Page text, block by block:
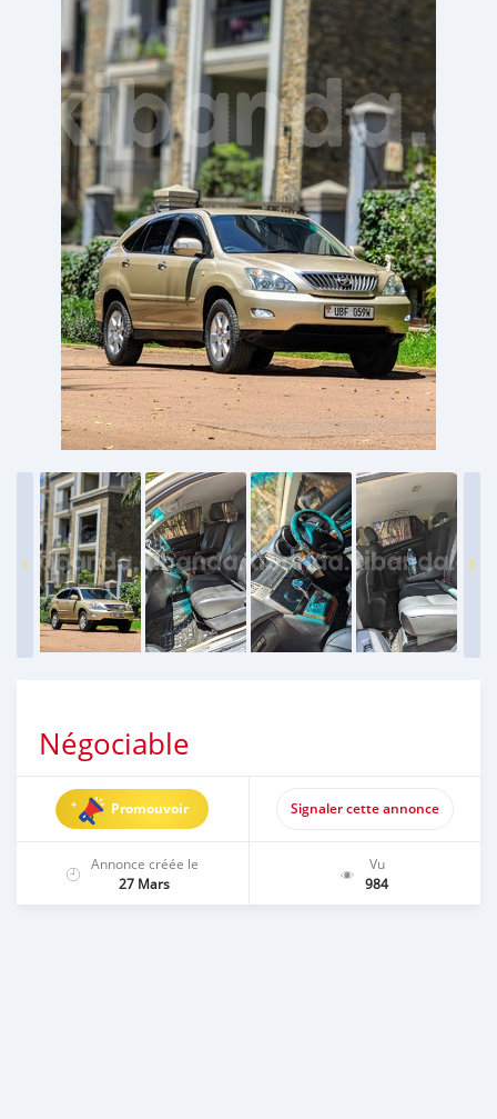
Négociable
Promouvoir Signaler cette annonce
Annonce créée le
27 Mars
Vu
984